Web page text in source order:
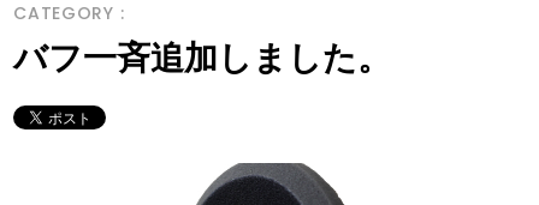
CATEGORY :
バフ一斉追加しました。